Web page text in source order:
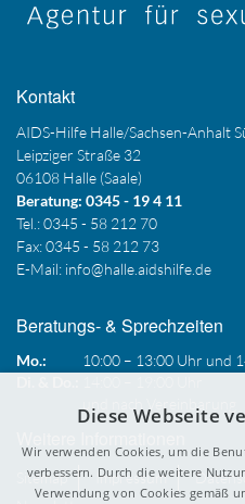
Kontakt
AIDS-Hilfe Halle/Sachsen-Anhalt
Leipziger Straße 32
06108 Halle (Saale)
Beratung: 0345 - 19 4 11
Tel.: 0345 - 58 212 70
Fax: 0345 - 58 212 73
E-Mail: info@halle.aidshilfe.de
Beratungs- & Sprechzeiten
Mo.:
10:00 – 13:00 Uhr und
Sitemap Impressum
Diese Webseite
Wir verwenden Cookies, um die
verbessern. Durch die weitere
Verwendung von Cookies gemäß